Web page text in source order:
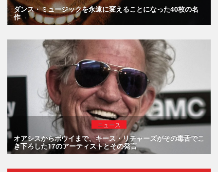
ダンス・ミュージックを永遠に変えることになった40枚の名
作
ニュース
オアシスからボウイまで、キース・リチャーズがその毒舌でこ
き下ろした17のアーティストとその発言